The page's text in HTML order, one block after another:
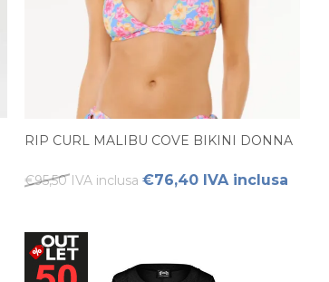
RIP CURL MALIBU COVE BIKINI DONNA
€95,50 IVA inclusa €76,40 IVA inclusa